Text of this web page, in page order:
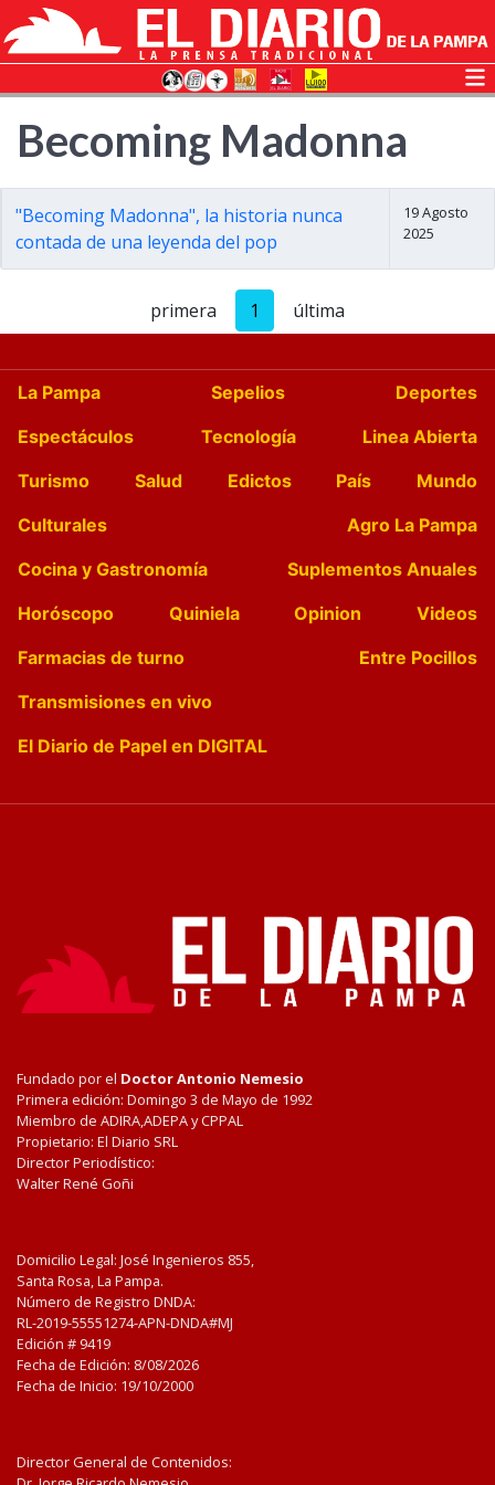
Becoming Madonna
"Becoming Madonna", la historia nunca
contada de una leyenda del pop
19 Agosto
2025
primera 1 última
La Pampa Sepelios
Deportes
Espectáculos
Tecnología
Linea Abierta
Turismo
Salud Edictos País
Mundo
Culturales
Agro La Pampa
Cocina y Gastronomía
Suplementos Anuales
Horóscopo
Quiniela Opinion
Videos
Farmacias de turno
Entre Pocillos
Transmisiones en vivo
El Diario de Papel en DIGITAL
Fundado por el Doctor Antonio Nemesio
Primera edición: Domingo 3 de Mayo de 1992
Miembro de ADIRA,ADEPA y CPPAL
Propietario: El Diario SRL
Director Periodístico:
Walter René Goñi
Domicilio Legal: José Ingenieros 855,
Santa Rosa, La Pampa.
Número de Registro DNDA:
RL-2019-55551274-APN-DNDA#MJ
Edición # 9419
Fecha de Edición: 8/08/2026
Fecha de Inicio: 19/10/2000
Director General de Contenidos: